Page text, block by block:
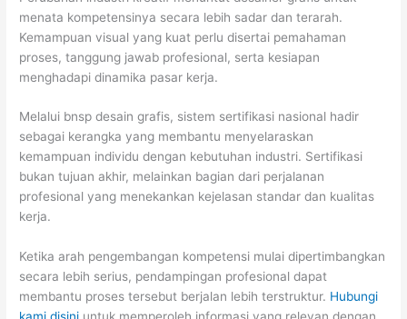
menata kompetensinya secara lebih sadar dan terarah.
Kemampuan visual yang kuat perlu disertai pemahaman
proses, tanggung jawab profesional, serta kesiapan
menghadapi dinamika pasar kerja.
Melalui bnsp desain grafis, sistem sertifikasi nasional hadir
sebagai kerangka yang membantu menyelaraskan
kemampuan individu dengan kebutuhan industri. Sertifikasi
bukan tujuan akhir, melainkan bagian dari perjalanan
profesional yang menekankan kejelasan standar dan kualitas
kerja.
Ketika arah pengembangan kompetensi mulai dipertimbangkan
secara lebih serius, pendampingan profesional dapat
membantu proses tersebut berjalan lebih terstruktur. Hubungi